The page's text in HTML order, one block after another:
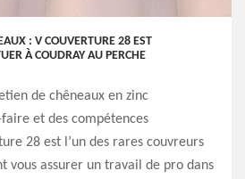
: V COUVERTURE 28 EST
À COUDRAY AU PERCHE
de chêneaux en zinc
et des compétences
28 est l’un des rares couvreurs
vous assurer un travail de pro dans